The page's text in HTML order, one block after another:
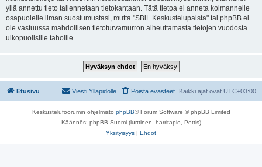
yllä annettu tieto tallennetaan tietokantaan. Tätä tietoa ei anneta kolmannelle
osapuolelle ilman suostumustasi, mutta "SBiL Keskustelupalsta" tai phpBB ei
ole vastuussa mahdollisen tietoturvamurron aiheuttamasta tietojen vuodosta
ulkopuolisille tahoille.
Etusivu Kaikki ajat ovat UTC+03:00
Poista evästeet
Viesti Ylläpidolle
Keskustelufoorumin ohjelmisto phpBB® Forum Software © phpBB Limited
Käännös: phpBB Suomi (lurttinen, harritapio, Pettis)
Yksityisyys | Ehdot